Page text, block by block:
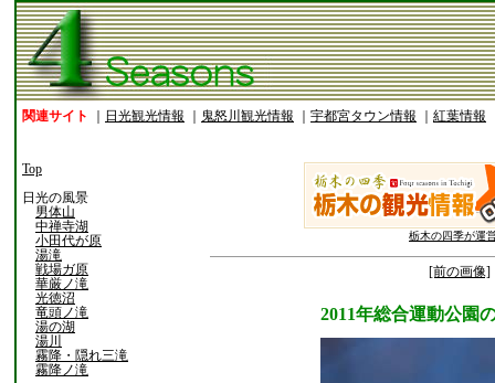
関連サイト 日光観光情報 鬼怒川観光情報 宇都宮タウン情報 紅葉情報
Top
日光の風景
男体山
中禅寺湖
小田代が原
湯滝
戦場ガ原
華厳ノ滝
光徳沼
竜頭ノ滝
湯の湖
湯川
霧降・隠れ三滝
霧降ノ滝
栃木の四季が運
[前の画像]
2011年総合運動公園